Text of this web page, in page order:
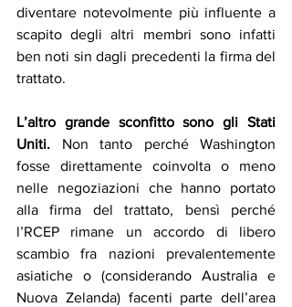
diventare notevolmente più influente a
scapito degli altri membri sono infatti
ben noti sin dagli precedenti la firma del
trattato.
L’altro grande sconfitto sono gli Stati
Uniti. Non tanto perché Washington
fosse direttamente coinvolta o meno
nelle negoziazioni che hanno portato
alla firma del trattato, bensì perché
l’RCEP rimane un accordo di libero
scambio fra nazioni prevalentemente
asiatiche o (considerando Australia e
Nuova Zelanda) facenti parte dell’area